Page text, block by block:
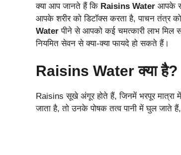
क्या आप जानते हैं कि Raisins Water आपके
आपके शरीर को डिटॉक्स करता है, पाचन तंत्र
Water पीने से आपको कई चमत्कारी लाभ
नियमित सेवन से क्या-क्या फायदे हो सकते हैं।
Raisins Water क्या है?
Raisins सूखे अंगूर होते हैं, जिनमें भरपूर मात्रा
जाता है, तो उनके पोषक तत्व पानी में घुल जाते